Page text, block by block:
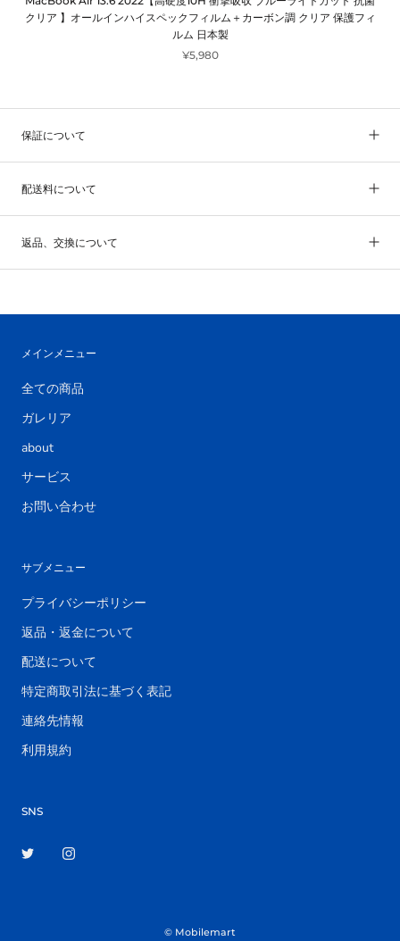
クリア 】オールインハイスペックフィルム＋カーボン調 クリア 保護フィ
ルム 日本製
¥5,980
保証について
配送料について
返品、交換について
メインメニュー
全ての商品
ガレリア
about
サービス
お問い合わせ
サブメニュー
プライバシーポリシー
返品・返金について
配送について
特定商取引法に基づく表記
連絡先情報
利用規約
SNS
© Mobilemart